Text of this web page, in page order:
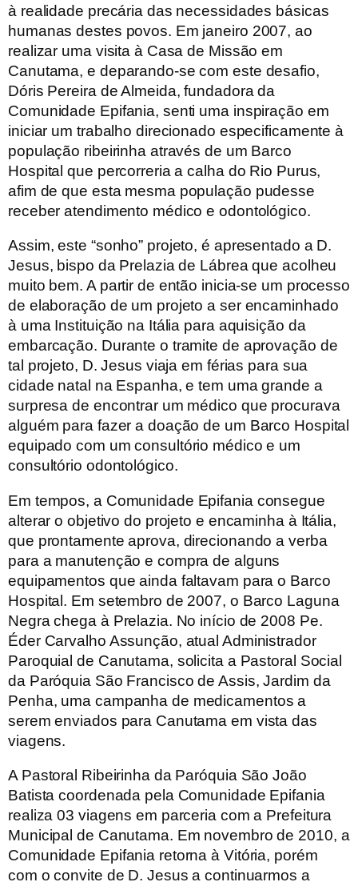
à realidade precária das necessidades básicas
humanas destes povos. Em janeiro 2007, ao
realizar uma visita à Casa de Missão em
Canutama, e deparando-se com este desafio,
Dóris Pereira de Almeida, fundadora da
Comunidade Epifania, senti uma inspiração em
iniciar um trabalho direcionado especificamente à
população ribeirinha através de um Barco
Hospital que percorreria a calha do Rio Purus,
afim de que esta mesma população pudesse
receber atendimento médico e odontológico.
Assim, este “sonho” projeto, é apresentado a D.
Jesus, bispo da Prelazia de Lábrea que acolheu
muito bem. A partir de então inicia-se um processo
de elaboração de um projeto a ser encaminhado
à uma Instituição na Itália para aquisição da
embarcação. Durante o tramite de aprovação de
tal projeto, D. Jesus viaja em férias para sua
cidade natal na Espanha, e tem uma grande a
surpresa de encontrar um médico que procurava
alguém para fazer a doação de um Barco Hospital
equipado com um consultório médico e um
consultório odontológico.
Em tempos, a Comunidade Epifania consegue
alterar o objetivo do projeto e encaminha à Itália,
que prontamente aprova, direcionando a verba
para a manutenção e compra de alguns
equipamentos que ainda faltavam para o Barco
Hospital. Em setembro de 2007, o Barco Laguna
Negra chega à Prelazia. No início de 2008 Pe.
Éder Carvalho Assunção, atual Administrador
Paroquial de Canutama, solicita a Pastoral Social
da Paróquia São Francisco de Assis, Jardim da
Penha, uma campanha de medicamentos a
serem enviados para Canutama em vista das
viagens.
A Pastoral Ribeirinha da Paróquia São João
Batista coordenada pela Comunidade Epifania
realiza 03 viagens em parceria com a Prefeitura
Municipal de Canutama. Em novembro de 2010, a
Comunidade Epifania retorna à Vitória, porém
com o convite de D. Jesus a continuarmos a